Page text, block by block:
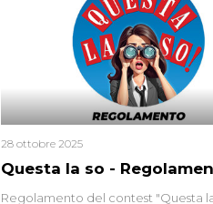
Questa la so -
28 ottobre 2025
Regolamento del contest "Questa